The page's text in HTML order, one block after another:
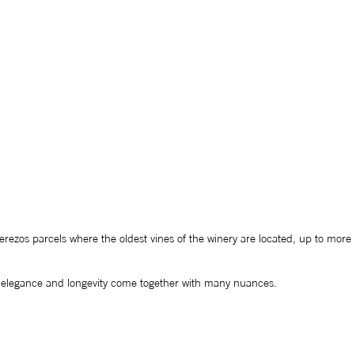
parcels where the oldest vines of the winery are located, up to more
and longevity come together with many nuances.